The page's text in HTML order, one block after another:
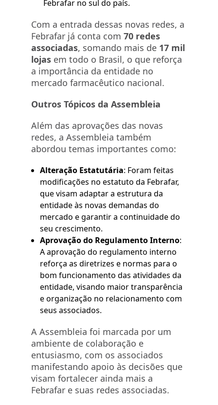
Febrafar no sul do país.
Com a entrada dessas novas redes, a
Febrafar já conta com 70 redes
associadas, somando mais de 17 mil
lojas em todo o Brasil, o que reforça
a importância da entidade no
mercado farmacêutico nacional.
Outros Tópicos da Assembleia
Além das aprovações das novas
redes, a Assembleia também
abordou temas importantes como:
Alteração Estatutária: Foram feitas
modificações no estatuto da Febrafar,
que visam adaptar a estrutura da
entidade às novas demandas do
mercado e garantir a continuidade do
seu crescimento.
Aprovação do Regulamento Interno:
A aprovação do regulamento interno
reforça as diretrizes e normas para o
bom funcionamento das atividades da
entidade, visando maior transparência
e organização no relacionamento com
seus associados.
A Assembleia foi marcada por um
ambiente de colaboração e
entusiasmo, com os associados
manifestando apoio às decisões que
visam fortalecer ainda mais a
Febrafar e suas redes associadas.